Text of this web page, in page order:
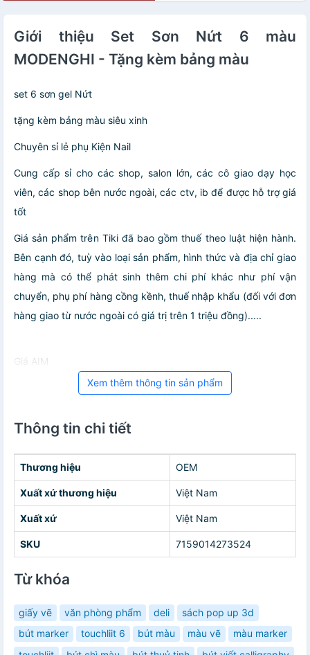
Giới thiệu Set Sơn Nứt 6 màu
MODENGHI - Tặng kèm bảng màu
set 6 sơn gel Nứt
tặng kèm bảng màu siêu xinh
Chuyên sỉ lẻ phụ Kiện Nail
Cung cấp sỉ cho các shop, salon lớn, các cô giao dạy học
viên, các shop bên nước ngoài, các ctv, ib để được hỗ trợ giá
tốt
Giá sản phẩm trên Tiki đã bao gồm thuế theo luật hiện hành.
Bên cạnh đó, tuỳ vào loại sản phẩm, hình thức và địa chỉ giao
hàng mà có thể phát sinh thêm chi phí khác như phí vận
chuyển, phụ phí hàng cồng kềnh, thuế nhập khẩu (đối với đơn
hàng giao từ nước ngoài có giá trị trên 1 triệu đồng).....
Giá AIM
Xem thêm thông tin sản phẩm
Thông tin chi tiết
Thương hiệu OEM
Xuất xứ thương hiệu Việt Nam
Xuất xứ Việt Nam
SKU 7159014273524
Từ khóa
giấy vẽ văn phòng phẩm deli
sách pop up 3d
bút marker
touchliit 6 bút màu màu vẽ
màu marker